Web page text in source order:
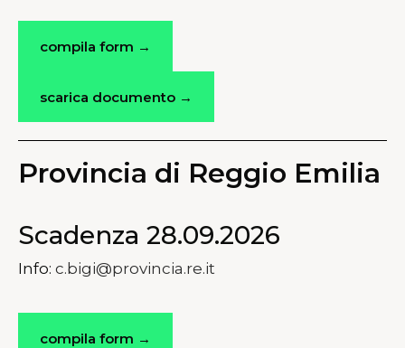
compila form →
scarica documento →
Provincia di Reggio Emilia
Scadenza 28.09.2026
Info: c.bigi@provincia.re.it
compila form →